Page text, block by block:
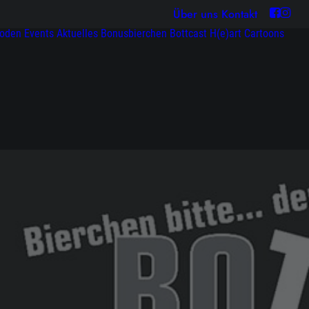
Über uns Kontakt
Events Aktuelles Bonusbierchen Bottcast H(e)art Cartoons